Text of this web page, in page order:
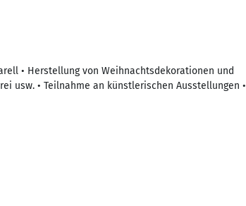
• Herstellung von Weihnachtsdekorationen und
usw. • Teilnahme an künstlerischen Ausstellungen •